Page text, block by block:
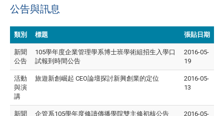
公告與訊息
類別 標題 張貼日期
新聞
公告
105學年度企業管理學系博士班學術組招生入學口
試報到時間公告
2016-05-
19
活動
與演
講
旅遊新創崛起 CEO論壇探討新興創業的定位
2016-05-
13
新聞
企管系105學年度修讀傳播學院雙主修初核公告
2016-05-